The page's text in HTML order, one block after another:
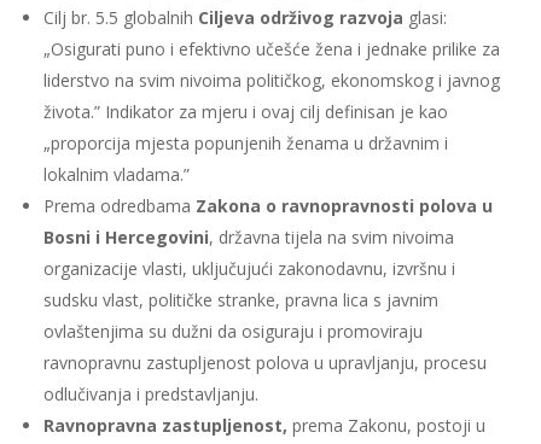
Cilj br. 5.5 globalnih Ciljeva održivog razvoja glasi:
„Osigurati puno i efektivno učešće žena i jednake prilike za
liderstvo na svim nivoima političkog, ekonomskog i javnog
života.” Indikator za mjeru i ovaj cilj definisan je kao
„proporcija mjesta popunjenih ženama u državnim i
lokalnim vladama.”
Prema odredbama Zakona o ravnopravnosti polova u
Bosni i Hercegovini, državna tijela na svim nivoima
organizacije vlasti, uključujući zakonodavnu, izvršnu i
sudsku vlast, političke stranke, pravna lica s javnim
ovlaštenjima su dužni da osiguraju i promoviraju
ravnopravnu zastupljenost polova u upravljanju, procesu
odlučivanja i predstavljanju.
Ravnopravna zastupljenost, prema Zakonu, postoji u